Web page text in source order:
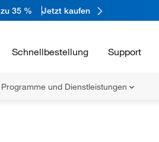
35 % Jetzt kaufen
Schnellbestellung Support
Programme und Dienstleistungen